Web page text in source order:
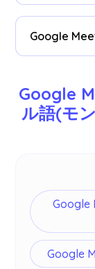
はい、保存
閲覧可能で
ル語(モン
Google
ン語、フィ
語、ウルド
タリア語、
Google
ル語(モ
Google
Google